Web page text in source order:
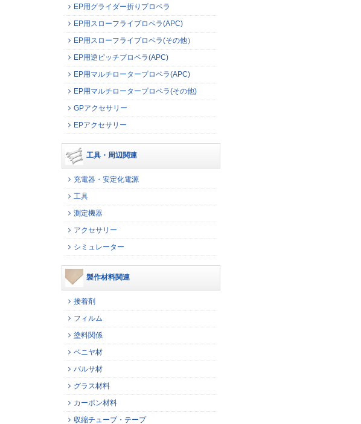
EP用グライダー折りプロペラ
EP用スローフライプロペラ(APC)
EP用スローフライプロペラ(その他）
EP用逆ピッチプロペラ(APC)
EP用マルチロータープロペラ(APC)
EP用マルチロータープロペラ(その他)
GPアクセサリー
EPアクセサリー
工具・周辺関連
充電器・安定化電源
工具
測定機器
アクセサリー
シミュレーター
製作材料関連
接着剤
フィルム
塗料関係
ベニヤ材
バルサ材
グラス材料
カーボン材料
収縮チューブ・テープ